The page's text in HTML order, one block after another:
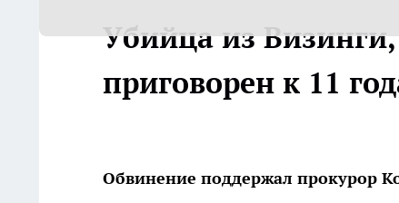
Убийца из
приговорен к 11
Обвинение поддержал прокурор